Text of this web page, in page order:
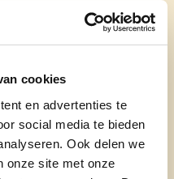
cookies
en advertenties te
social media te bieden
Ook delen we
onze site met onze
van
roots.
persoon, doelgericht,
en ze geeft iedereen